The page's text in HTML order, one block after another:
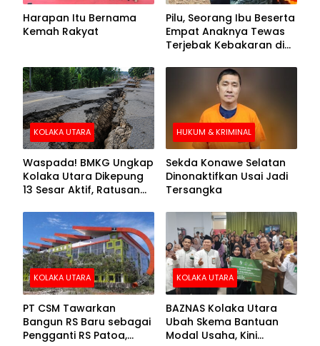
Harapan Itu Bernama
Kemah Rakyat
Pilu, Seorang Ibu Beserta
Empat Anaknya Tewas
Terjebak Kebakaran di
KOLAKA UTARA
Waspada! BMKG Ungkap
Kolaka Utara Dikepung
13 Sesar Aktif, Ratusan
HUKUM & KRIMINAL
Sekda Konawe Selatan
Dinonaktifkan Usai Jadi
Tersangka
KOLAKA UTARA
PT CSM Tawarkan
Bangun RS Baru sebagai
Pengganti RS Patoa,
KOLAKA UTARA
BAZNAS Kolaka Utara
Ubah Skema Bantuan
Modal Usaha, Kini